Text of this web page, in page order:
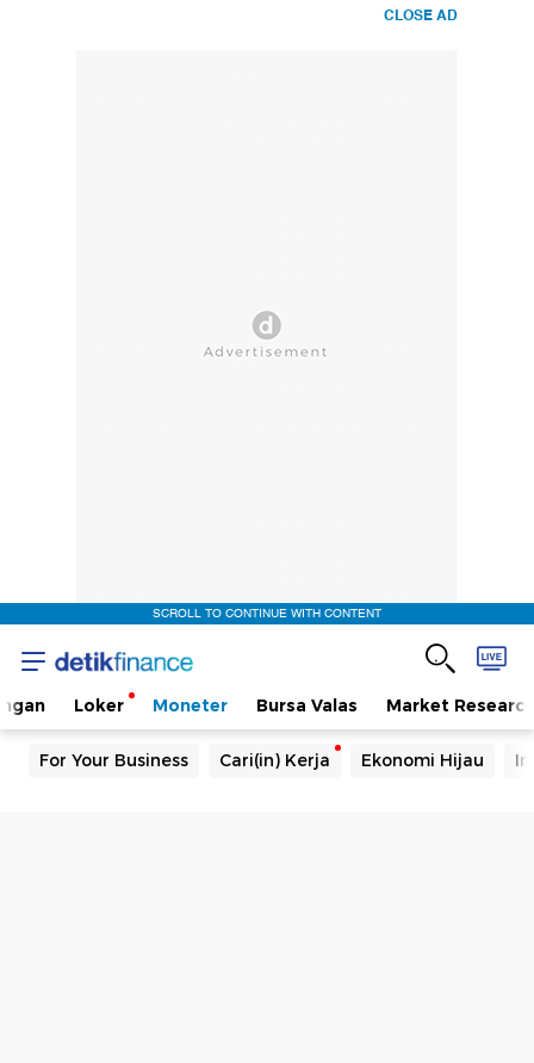
CLOSE AD
SCROLL TO CONTINUE WITH CONTENT
Loker Moneter Bursa Valas Market Research
For Your Business Cari(in) Kerja Ekonomi Hijau